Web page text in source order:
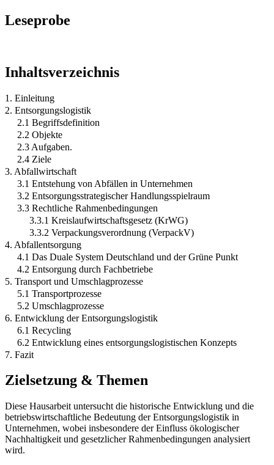
Leseprobe
Inhaltsverzeichnis
1. Einleitung
2. Entsorgungslogistik
2.1 Begriffsdefinition
2.2 Objekte
2.3 Aufgaben.
2.4 Ziele
3. Abfallwirtschaft
3.1 Entstehung von Abfällen in Unternehmen
3.2 Entsorgungsstrategischer Handlungsspielraum
3.3 Rechtliche Rahmenbedingungen
3.3.1 Kreislaufwirtschaftsgesetz (KrWG)
3.3.2 Verpackungsverordnung (VerpackV)
4. Abfallentsorgung
4.1 Das Duale System Deutschland und der Grüne Punkt
4.2 Entsorgung durch Fachbetriebe
5. Transport und Umschlagprozesse
5.1 Transportprozesse
5.2 Umschlagprozesse
6. Entwicklung der Entsorgungslogistik
6.1 Recycling
6.2 Entwicklung eines entsorgungslogistischen Konzepts
7. Fazit
Zielsetzung & Themen
Diese Hausarbeit untersucht die historische Entwicklung und die
betriebswirtschaftliche Bedeutung der Entsorgungslogistik in
Unternehmen, wobei insbesondere der Einfluss ökologischer
Nachhaltigkeit und gesetzlicher Rahmenbedingungen analysiert
wird.